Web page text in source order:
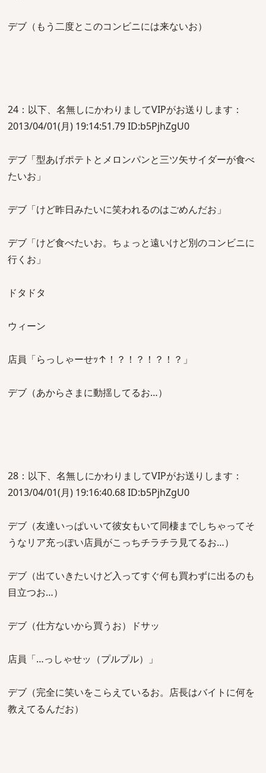
デブ（もう二度とこのコンビニには来ないお）
24：以下、名無しにかわりましてVIPがお送りします：
2013/04/01(月) 19:14:51.79 ID:b5PjhZgU0
デブ「型あげポテトとメロンパンと三ツ矢サイダーが食べ
たいお」
デブ「けど昨日みたいに笑われるのはごめんだお」
デブ「けど食べたいお。ちょっと遠いけど別のコンビニに
行くお」
ドタドタ
ウィーン
店員「らっしゃーせｯ↑！？！？！？！？」
デブ（あからさまに動揺してるお…）
28：以下、名無しにかわりましてVIPがお送りします：
2013/04/01(月) 19:16:40.68 ID:b5PjhZgU0
デブ（友達いっぱいいて彼女もいて同棲までしちゃってそ
うなリア充っぽい店員がこっちチラチラ見てるお…）
デブ（出ていきたいけど入ってすぐ何も買わずに出るのも
目立つお…）
デブ（仕方ないから買うお）ドサッ
店員「…っしゃせッ（プルプル）」
デブ（完全に笑いをこらえているお。店長はバイトに何を
教えてるんだお）